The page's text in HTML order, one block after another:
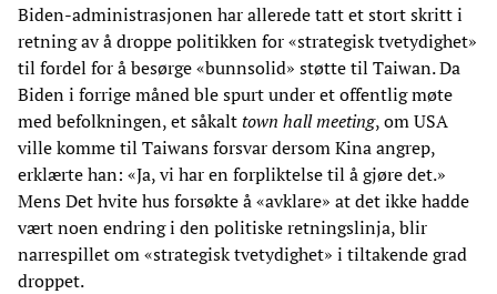
Biden-administrasjonen har allerede tatt et stort skritt i
retning av å droppe politikken for «strategisk tvetydighet»
til fordel for å besørge «bunnsolid» støtte til Taiwan. Da
Biden i forrige måned ble spurt under et offentlig møte
med befolkningen, et såkalttown hall meeting, om USA
ville komme til Taiwans forsvar dersom Kina angrep,
erklærte han: «Ja, vi har en forpliktelse til å gjøre det.»
Mens Det hvite hus forsøkte å «avklare» at det ikke hadde
vært noen endring i den politiske retningslinja, blir
narrespillet om «strategisk tvetydighet» i tiltakende grad
droppet.